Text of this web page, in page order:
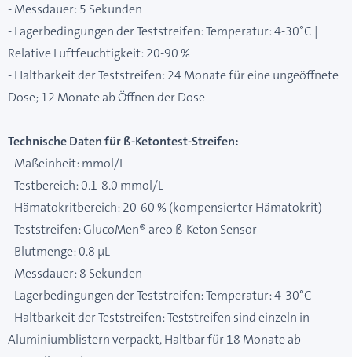
- Messdauer: 5 Sekunden
- Lagerbedingungen der Teststreifen: Temperatur: 4-30°C |
Relative Luftfeuchtigkeit: 20-90 %
- Haltbarkeit der Teststreifen: 24 Monate für eine ungeöffnete
Dose; 12 Monate ab Öffnen der Dose
Technische Daten für ß-Ketontest-Streifen:
- Maßeinheit: mmol/L
- Testbereich: 0.1-8.0 mmol/L
- Hämatokritbereich: 20-60 % (kompensierter Hämatokrit)
- Teststreifen: GlucoMen® areo ß-Keton Sensor
- Blutmenge: 0.8 μL
- Messdauer: 8 Sekunden
- Lagerbedingungen der Teststreifen: Temperatur: 4-30°C
- Haltbarkeit der Teststreifen: Teststreifen sind einzeln in
Aluminiumblistern verpackt, Haltbar für 18 Monate ab